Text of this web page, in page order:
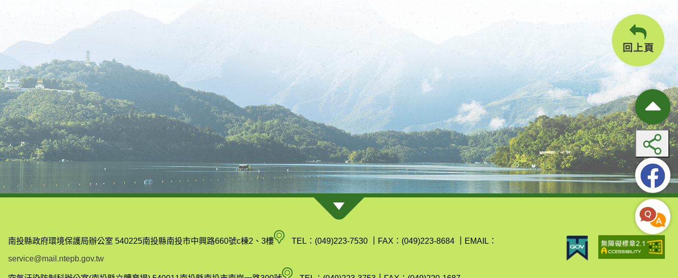
回上頁
南投縣政府環境保護局辦公室 540225南投縣南投市中興路660號c棟2、3樓南
縣
TEL：(049)223-7530 FAX：(049)223-8684 EMAIL：
service@mail.ntepb.gov.tw
空